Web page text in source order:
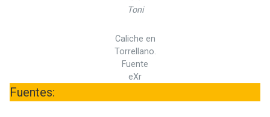
Toni
Caliche en
Torrellano.
Fuente
eXr
Fuentes: